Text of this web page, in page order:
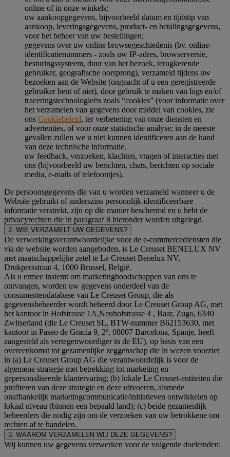
online of in onze winkels;
uw aankoopgegevens, bijvoorbeeld datum en tijdstip van
aankoop, leveringsgegevens, product- en betalingsgegevens,
voor het beheer van uw bestellingen;
gegevens over uw online browsegeschiedenis (bv. online-
identificatienummers - zoals uw IP-adres, browserversie,
besturingssysteem, duur van het bezoek, terugkerende
gebruiker, geografische oorsprong), verzameld tijdens uw
bezoeken aan de Website (ongeacht of u een geregistreerde
gebruiker bent of niet), door gebruik te maken van logs en/of
traceringstechnologieën zoals “cookies” (voor informatie over
het verzamelen van gegevens door middel van cookies, zie
ons Cookiebeleid, ter verbetering van onze diensten en
advertenties, of voor onze statistische analyse; in de meeste
gevallen zullen we u niet kunnen identificeren aan de hand
van deze technische informatie.
uw feedback, verzoeken, klachten, vragen of interacties met
ons (bijvoorbeeld uw berichten, chats, berichten op sociale
media, e-mails of telefoontjes).
De persoonsgegevens die van u worden verzameld wanneer u de
Website gebruikt of anderszins persoonlijk identificeerbare
informatie verstrekt, zijn op die manier beschermd en u hebt de
privacyrechten die in paragraaf 8 hieronder worden uitgelegd.
2. WIE VERZAMELT UW GEGEVENS?
De verwerkingsverantwoordelijke voor de e-commercediensten die
via de website worden aangeboden, is Le Creuset BENELUX NV
met maatschappelijke zetel te Le Creuset Benelux NV,
Drukpersstraat 4, 1000 Brussel, België.
Als u ermee instemt om marketingboodschappen van ons te
ontvangen, worden uw gegevens onderdeel van de
consumentendatabase van Le Creuset Group, die als
gegevensbeheerder wordt beheerd door Le Creuset Group AG, met
het kantoor in Hofstrasse 1A,Neuhofstrasse 4 , Baar, Zugo, 6340
Zwitserland (die Le Creuset SL, BTW-nummer B62153630, met
kantoor in Paseo de Gracia 9, 2º, 08007 Barcelona, Spanje, heeft
aangesteld als vertegenwoordiger in de EU), op basis van een
overeenkomst tot gezamenlijke zeggenschap die in wezen voorziet
in (a) Le Creuset Group AG die verantwoordelijk is voor de
algemene strategie met betrekking tot marketing en
gepersonaliseerde klantervaring; (b) lokale Le Creuset-entiteiten die
profiteren van deze strategie en deze uitvoeren, alsmede
onafhankelijk marketingcommunicatie/initiatieven ontwikkelen op
lokaal niveau (binnen een bepaald land); (c) beide gezamenlijk
beheerders die nodig zijn om de verzoeken van uw betrokkene om
rechten af te handelen.
3. WAAROM VERZAMELEN WIJ DEZE GEGEVENS?
Wij kunnen uw gegevens verwerken voor de volgende doeleinden: